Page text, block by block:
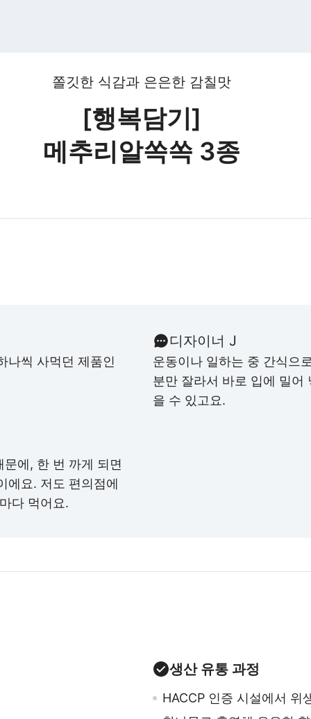
쫄깃한 식감과 은은한 감칠맛
[행복담기]
메추리알쏙쏙 3종
나씩 사먹던 제품인
디자이너 J
운동이나 일하는 중 간식으
분만 잘라서 바로 입에 밀어
을 수 있고요.
에, 한 번 까게 되면
에요. 저도 편의점에
다 먹어요.
생산 유통 과정
HACCP 인증 시설에서 위